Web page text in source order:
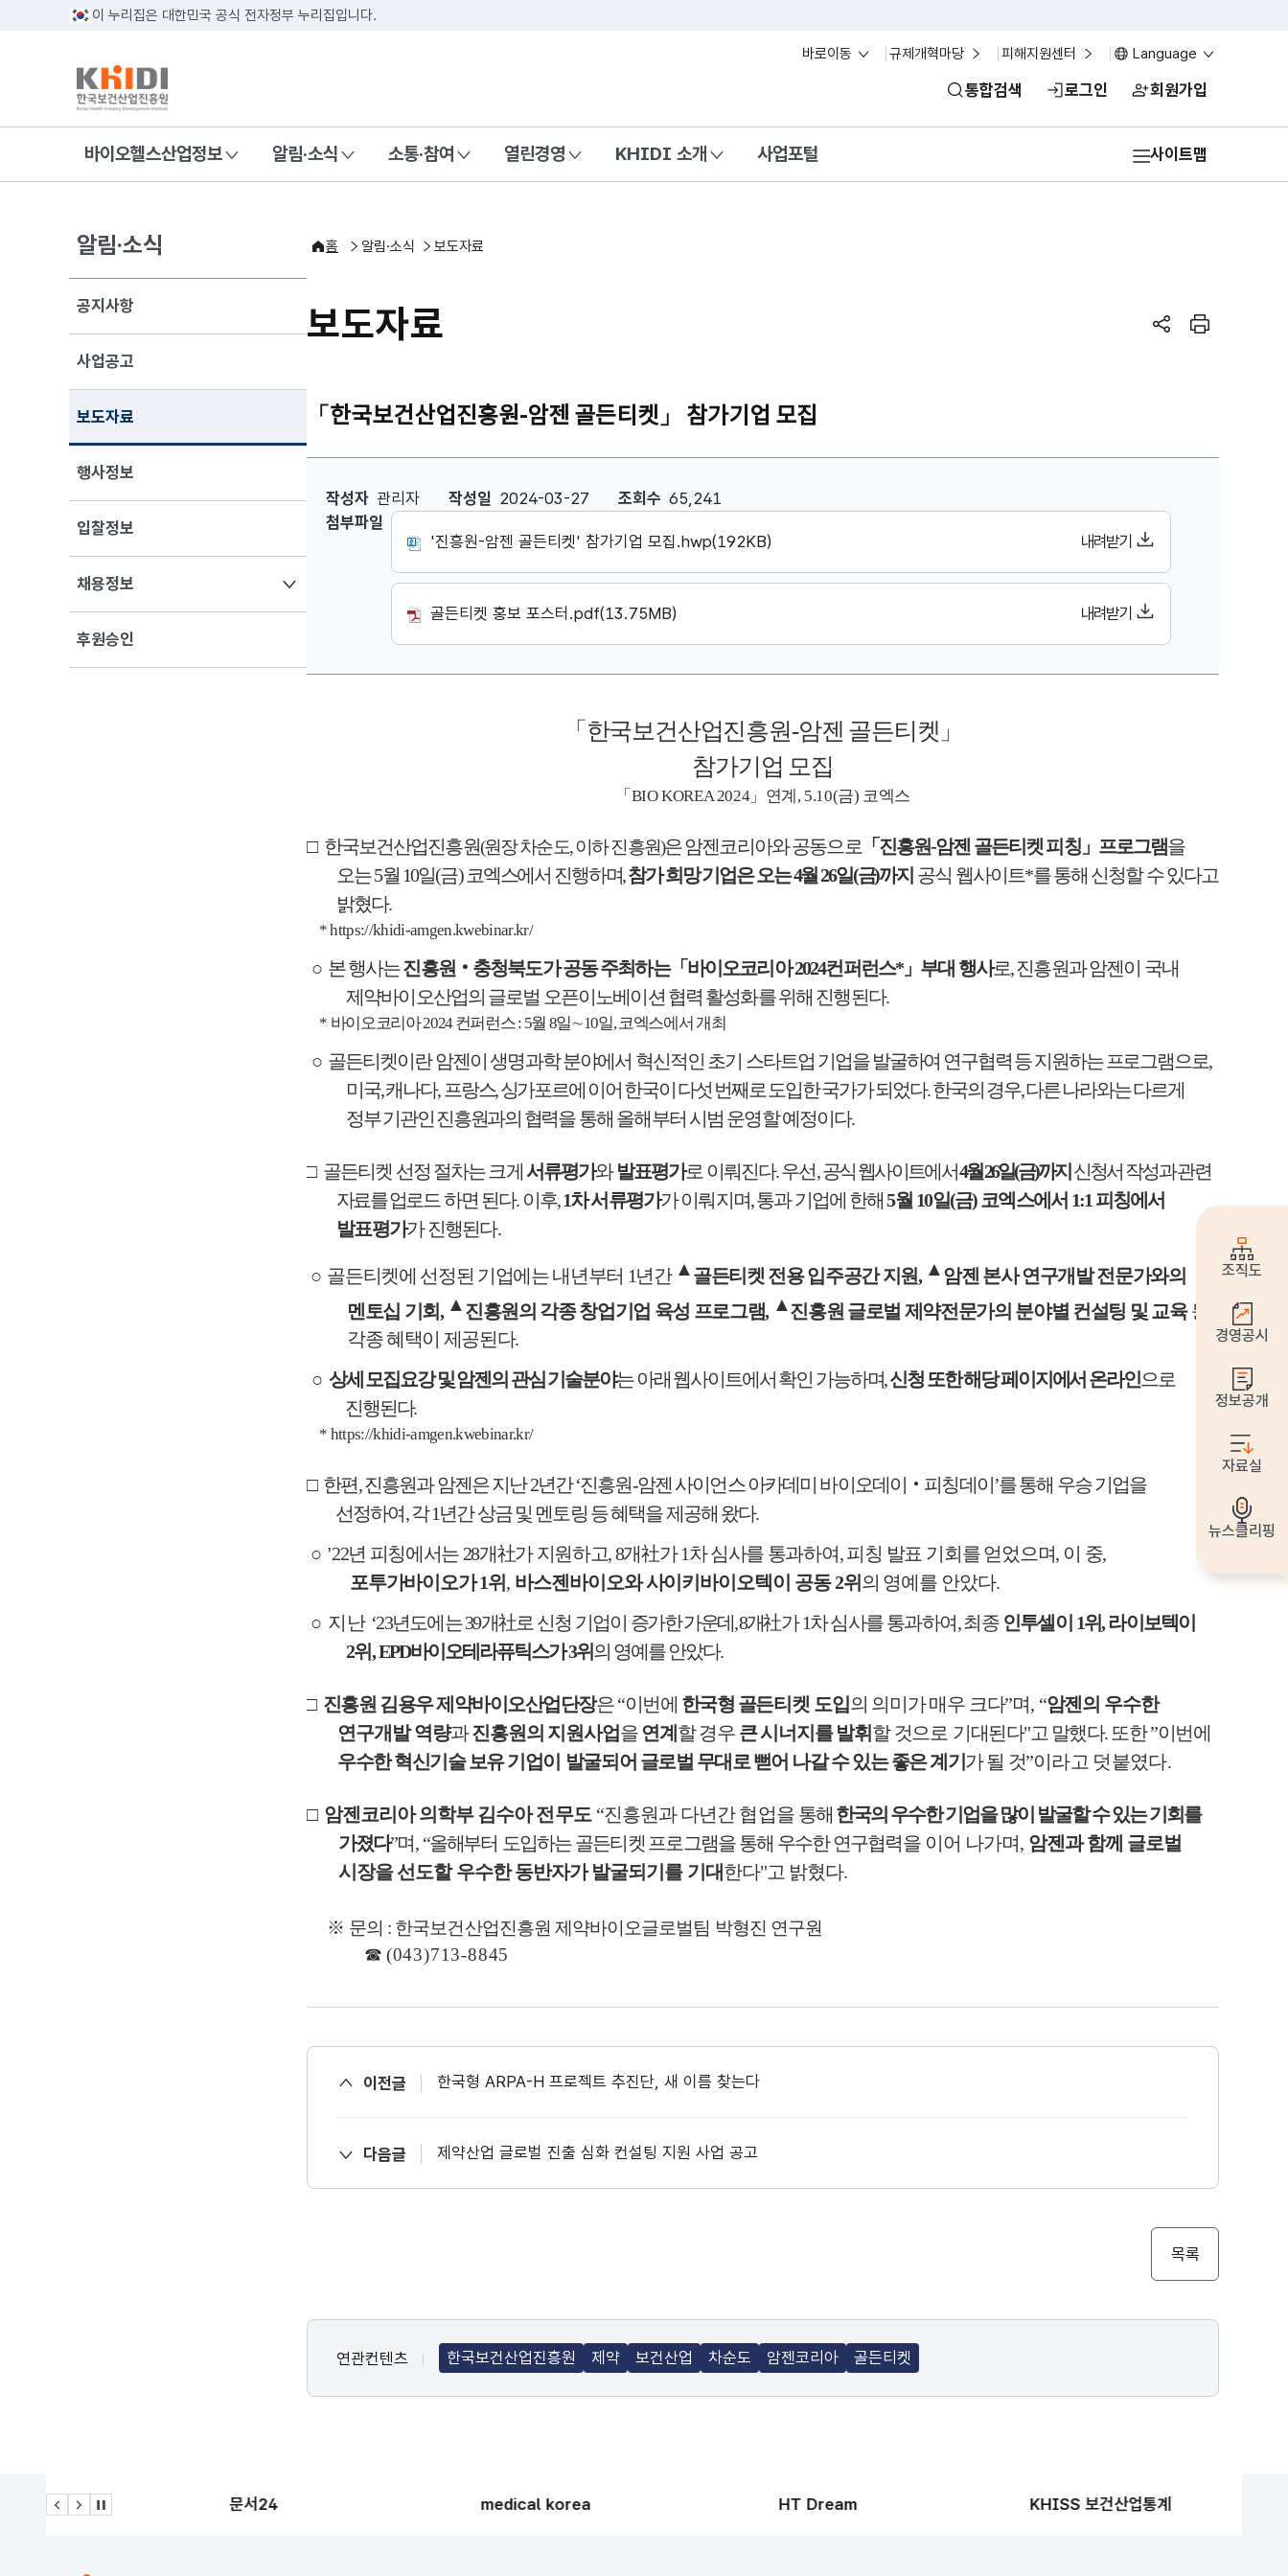
이 누리집은 대한민국 공식 전자정부 누리집입니다.
바로이동 규제개혁마당 피해지원센터 Language
통합검색 로그인 회원가입
바이오헬스산업정보 알림·소식 소통·참여 열린경영 KHIDI 소개 사업포털 사이트맵
알림·소식
공지사항
사업공고
보도자료
행사정보
입찰정보
채용정보
열기
후원승인
홈 알림·소식 보도자료
보도자료 페이지 공유하기
페이지 인쇄
「한국보건산업진흥원-암젠 골든티켓」 참가기업 모집
「한국보건산업진흥원-암젠 골든티켓」 참가기업 모집 : 작성자, 작성일, 조회수, 보도시작시간,보도시작일, 첨부파일 정보 제공
작성자 관리자 작성일 2024-03-27 조회수 65,241
첨부파일
'진흥원-암젠 골든티켓' 참가기업 모집.hwp(192KB)
내려받기
골든티켓 홍보 포스터.pdf(13.75MB) 내려받기
「 한국보건산업진흥원-암젠 골든티켓 」
참가기업 모집
「 BIO KOREA 2024」 연계 , 5.10(금) 코엑스
□ 한국보건산업진흥원(원장 차순도,이하 진흥원)은 암젠코리아와 공동으로 「 진흥원-암젠 골든티켓 피칭」 프로그램을
오는5월 10일(금) 코엑스에서 진행하며,참가 희망 기업은 오는4월26일(금)까지 공식 웹사이트*를 통해 신청할 수 있다고
밝혔다.
* https://khidi-amgen.kwebinar.kr/
○ 본 행사는진흥원 ‧ 충청북도가 공동 주최하는「 바이오코리아2024컨퍼런스*」 부대 행사로,진흥원과 암젠이 국내
제약바이오산업의 글로벌 오픈이노베이션 협력 활성화를 위해 진행된다.
* 바이오코리아2024 컨퍼런스: 5월 8일∼10일,코엑스에서 개최
○ 골든티켓이란 암젠이 생명과학 분야에서 혁신적인 초기 스타트업 기업을 발굴하여 연구협력 등 지원하는 프로그램으로,
미국,캐나다, 프랑스,싱가포르에 이어 한국이 다섯 번째로 도입한 국가가 되었다. 한국의 경우,다른 나라와는 다르게
정부 기관인 진흥원과의 협력을 통해 올해부터 시범 운영할 예정이다.
□ 골든티켓 선정 절차는 크게 서류평가와발표평가로 이뤄진다.우선,공식 웹사이트에서4월26일(금)까지 신청서 작성과 관련
자료를 업로드 하면 된다. 이후,1차 서류평가가 이뤄지며,통과 기업에 한해5월 10일(금)코엑스에서 1:1 피칭에서
발표평가가 진행된다.
○ 골든티켓에 선정된 기업에는 내년부터 1년간 ▲ 골든티켓 전용 입주공간 지원, ▲ 암젠 본사 연구개발 전문가와의
멘토십 기회, ▲ 진흥원의 각종 창업기업 육성 프로그램, ▲진흥원 글로벌 제약전문가의 분야별 컨설팅 및 교육 등
각종 혜택이 제공된다.
○ 상세 모집요강 및 암젠의 관심 기술분야는 아래 웹사이트에서 확인 가능하며,신청 또한 해당 페이지에서 온라인으로
진행된다.
* https://khidi-amgen.kwebinar.kr/
□ 한편,진흥원과 암젠은 지난2년간‘진흥원-암젠 사이언스 아카데미 바이오데이 ‧ 피칭데이 ’를 통해 우승 기업을
선정하여,각1년간 상금 및 멘토링 등 혜택을 제공해 왔다.
○ '22년 피칭에서는 28개社가 지원하고, 8개社가1차 심사를 통과하여,피칭 발표 기회를 얻었으며, 이 중,
포투가바이오가1위 , 바스젠바이오와 사이키바이오텍이 공동2위 의 영예를 안았다.
○ 지난 ‘23년도에는39개社로 신청 기업이 증가한 가운데 , 8개社가 1차심사를 통과하여,최종 인투셀이 1위,라이보텍이
2위,EPD바이오테라퓨틱스가3위의 영예를 안았다.
□ 진흥원 김용우 제약바이오산업단장은“이번에 한국형 골든티켓 도입의 의미가 매우 크다”며, “암젠의 우수한
연구개발 역량과진흥원의 지원사업을 연계 할 경우 큰 시너지를 발휘 할 것으로 기대된다"고 말했다. 또한”이번에
우수한 혁신기술 보유 기업이
발굴되어 글로벌 무대로 뻗어 나갈 수 있는 좋은 계기 가 될 것”이라고 덧붙였다.
□ 암젠코리아 의학부 김수아 전무도 “진흥원과 다년간 협업을 통해 한국의 우수한 기업을 많이 발굴할 수 있는 기회를
가졌다”며, “올해부터 도입하는 골든티켓 프로그램을 통해 우수한 연구협력을 이어 나가며, 암젠과 함께 글로벌
시장을 선도할 우수한 동반자가 발굴되기를 기대한다"고 밝혔다.
※ 문의 : 한국보건산업진흥원 제약바이오글로벌팀 박형진 연구원
☎ (043)713-8845
이전글 한국형 ARPA-H 프로젝트 추진단, 새 이름 찾는다
다음글 제약산업 글로벌 진출 심화 컨설팅 지원 사업 공고
목록
연관컨텐츠 한국보건산업진흥원 제약 보건산업 차순도 암젠코리아 골든티켓
조직도
경영공시
정보공개
자료실
뉴스클리핑
이전 슬라이드
다음 슬라이드
관련사이트 자동재생 멈춤
문서24 medical korea HT Dream KHISS 보건산업통계